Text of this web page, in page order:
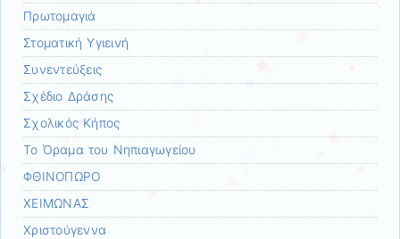
Πρωτομαγιά
Στοματική Υγιεινή
Συνεντεύξεις
Σχέδιο Δράσης
Σχολικός Κήπος
Το Όραμα του Νηπιαγωγείου
ΦΘΙΝΟΠΩΡΟ
ΧΕΙΜΩΝΑΣ
Χριστούγεννα